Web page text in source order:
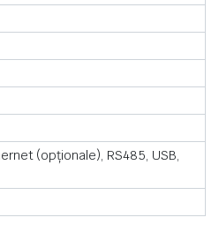
(opționale), RS485, USB,